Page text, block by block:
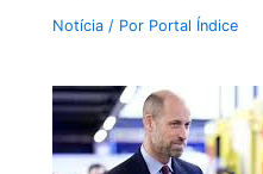
Notícia / Por Portal Índice